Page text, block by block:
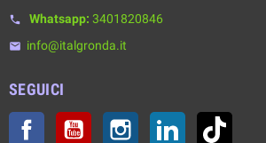
phone Whatsapp: 3401820846
email info@italgronda.it
SEGUICI
Facebook YouTube Instagram LinkedIn